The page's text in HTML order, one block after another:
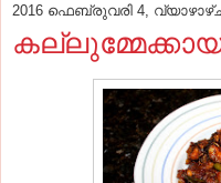
2016 ഫെബ്രുവരി 4,